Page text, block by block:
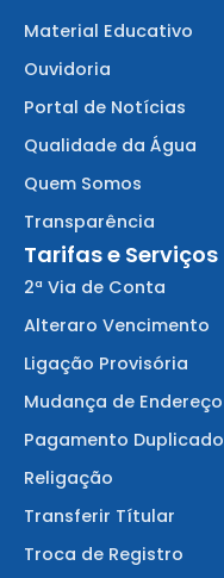
Material Educativo
Ouvidoria
Portal de Notícias
Qualidade da Água
Quem Somos
Transparência
Tarifas e Serviços
2ª Via de Conta
Alteraro Vencimento
Ligação Provisória
Mudança de Endereço
Pagamento Duplicado
Religação
Transferir Títular
Troca de Registro